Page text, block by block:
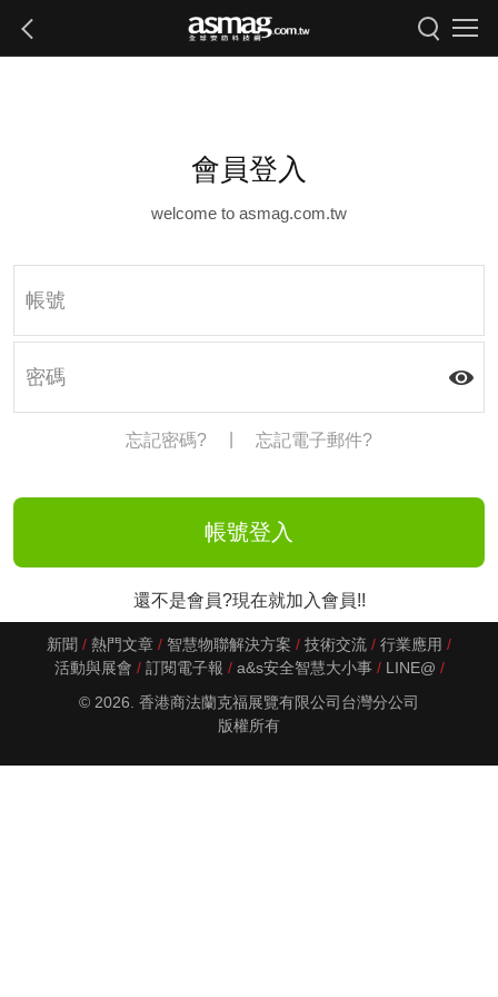
會員登入
welcome to asmag.com.tw
忘記密碼? 忘記電子郵件?
還不是會員?現在就加入會員!!
新聞 熱門文章 智慧物聯解決方案 技術交流
行業應用
活動與展會
訂閱電子報 a&s安全智慧大小事
LINE@
© 2026. 香港商法蘭克福展覽有限公司台灣分公司
版權所有